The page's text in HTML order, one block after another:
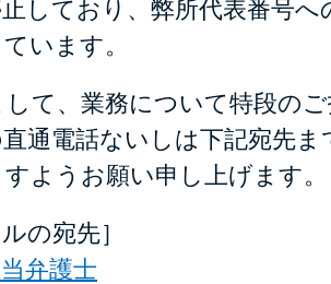
しており、弊所代表番号
います。
して、業務について特段の
通電話ないしは下記宛先
ようお願い申し上げます。
の宛先］
弁護士